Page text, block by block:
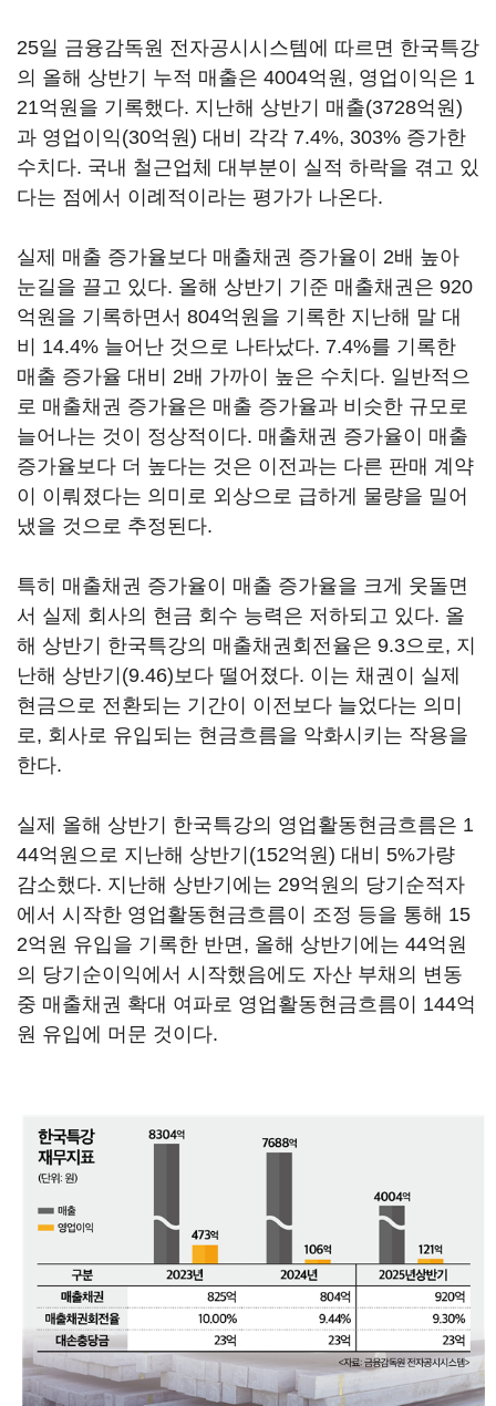
25일 금융감독원 전자공시시스템에 따르면 한국특강
의 올해 상반기 누적 매출은 4004억원, 영업이익은 1
21억원을 기록했다. 지난해 상반기 매출(3728억원)
과 영업이익(30억원) 대비 각각 7.4%, 303% 증가한
수치다. 국내 철근업체 대부분이 실적 하락을 겪고 있
다는 점에서 이례적이라는 평가가 나온다.
실제 매출 증가율보다 매출채권 증가율이 2배 높아
눈길을 끌고 있다. 올해 상반기 기준 매출채권은 920
억원을 기록하면서 804억원을 기록한 지난해 말 대
비 14.4% 늘어난 것으로 나타났다. 7.4%를 기록한
매출 증가율 대비 2배 가까이 높은 수치다. 일반적으
로 매출채권 증가율은 매출 증가율과 비슷한 규모로
늘어나는 것이 정상적이다. 매출채권 증가율이 매출
증가율보다 더 높다는 것은 이전과는 다른 판매 계약
이 이뤄졌다는 의미로 외상으로 급하게 물량을 밀어
냈을 것으로 추정된다.
특히 매출채권 증가율이 매출 증가율을 크게 웃돌면
서 실제 회사의 현금 회수 능력은 저하되고 있다. 올
해 상반기 한국특강의 매출채권회전율은 9.3으로, 지
난해 상반기(9.46)보다 떨어졌다. 이는 채권이 실제
현금으로 전환되는 기간이 이전보다 늘었다는 의미
로, 회사로 유입되는 현금흐름을 악화시키는 작용을
한다.
실제 올해 상반기 한국특강의 영업활동현금흐름은 1
44억원으로 지난해 상반기(152억원) 대비 5%가량
감소했다. 지난해 상반기에는 29억원의 당기순적자
에서 시작한 영업활동현금흐름이 조정 등을 통해 15
2억원 유입을 기록한 반면, 올해 상반기에는 44억원
의 당기순이익에서 시작했음에도 자산 부채의 변동
중 매출채권 확대 여파로 영업활동현금흐름이 144억
원 유입에 머문 것이다.